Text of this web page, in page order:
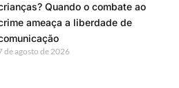
Quando o combate ao
ameaça a liberdade de
de agosto de 2026